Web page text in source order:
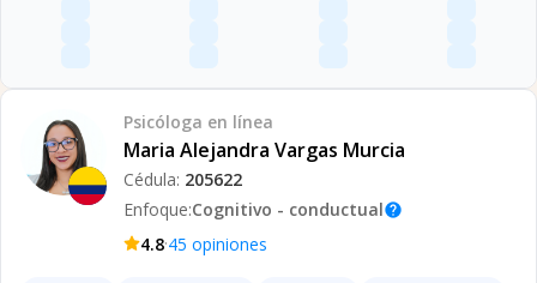
Psicóloga en línea
Maria Alejandra Vargas Murcia
Cédula: 205622
Enfoque:Cognitivo - conductualhelp
4.8·45 opiniones